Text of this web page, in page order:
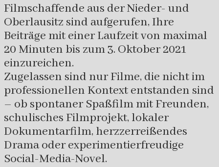
Filmschaffende aus der Nieder- und
Oberlausitz sind aufgerufen, Ihre
Beiträge mit einer Laufzeit von maximal
20 Minuten bis zum 3. Oktober 2021
einzureichen.
Zugelassen sind nur Filme, die nicht im
professionellen Kontext entstanden sind
– ob spontaner Spaßfilm mit Freunden,
schulisches Filmprojekt, lokaler
Dokumentarfilm, herzzerreißendes
Drama oder experimentierfreudige
Social-Media-Novel.